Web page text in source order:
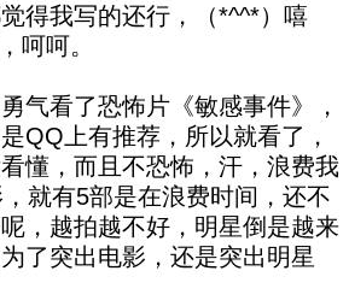
得我写的还行，（*^^*）嘻
呵呵。
了恐怖片《敏感事件》，
QQ上有推荐，所以就看了，
懂，而且不恐怖，汗，浪费我
就有5部是在浪费时间，还不
，越拍越不好，明星倒是越来
了突出电影，还是突出明星